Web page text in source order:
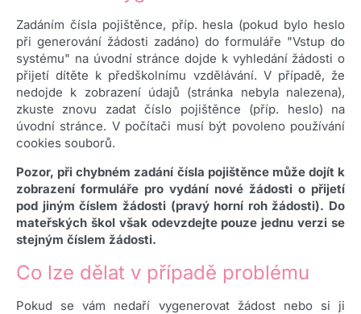
Zadáním čísla pojištěnce, příp. hesla (pokud bylo heslo
při generování žádosti zadáno) do formuláře "Vstup do
systému" na úvodní stránce dojde k vyhledání žádosti o
přijetí dítěte k předškolnímu vzdělávání. V případě, že
nedojde k zobrazení údajů (stránka nebyla nalezena),
zkuste znovu zadat číslo pojištěnce (příp. heslo) na
úvodní stránce. V počítači musí být povoleno používání
cookies souborů.
Pozor, při chybném zadání čísla pojištěnce může dojít k
zobrazení formuláře pro vydání nové žádosti o přijetí
pod jiným číslem žádosti (pravý horní roh žádosti). Do
mateřských škol však odevzdejte pouze jednu verzi se
stejným číslem žádosti.
Co lze dělat v případě problému
Pokud se vám nedaří vygenerovat žádost nebo si ji